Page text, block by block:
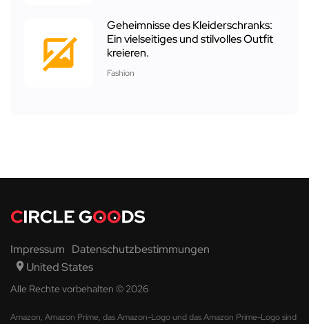
Geheimnisse des Kleiderschranks:
Ein vielseitiges und stilvolles Outfit
kreieren.
Fashion
Impressum Datenschutzbestimmungen
United States
Alle Rechte vorbehalten © 2026
Amazon, Amazon Prime, das Amazon-Logo und das Amazon Prime-Logo sind